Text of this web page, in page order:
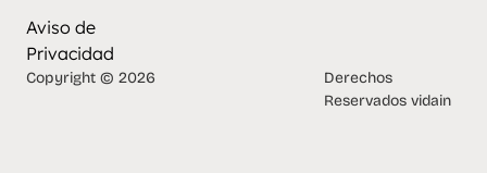
Aviso de
Privacidad
Copyright © 2026
Derechos
Reservados vidain